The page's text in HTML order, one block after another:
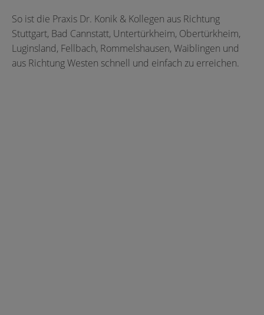
So ist die Praxis Dr. Konik & Kollegen aus Richtung
Stuttgart, Bad Cannstatt, Untertürkheim, Obertürkheim,
Luginsland, Fellbach, Rommelshausen, Waiblingen und
aus Richtung Westen schnell und einfach zu erreichen.